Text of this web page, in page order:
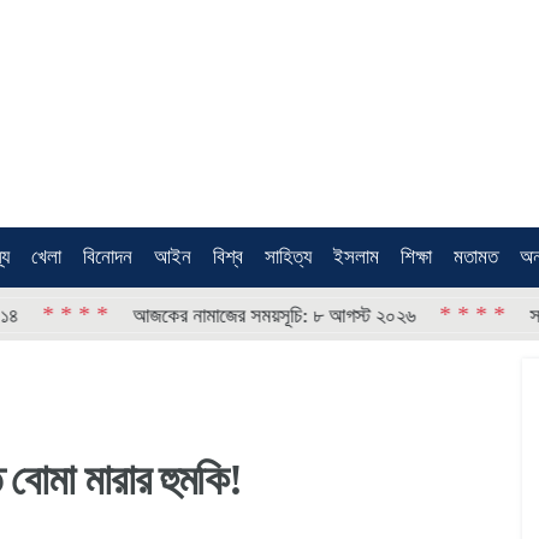
খেলা বিনোদন আইন বিশ্ব সাহিত্য ইসলাম শিক্ষা মতামত
* * আজকের নামাজের সময়সূচি: ৮ আগস্ট ২০২৬ * * * * সাভারে
মারার হুমকি!